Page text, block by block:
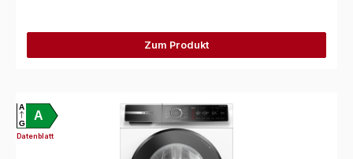
Zum Produkt
A
A
G
Datenblatt